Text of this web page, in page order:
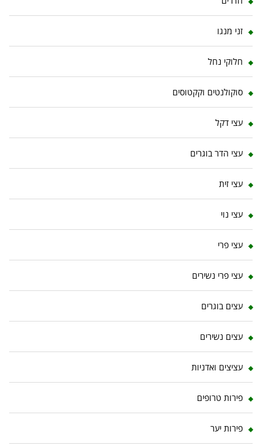
זני מנגו
חלוקי נחל
סוקולנטים וקקטוסים
עצי דקל
עצי הדר בוגרים
עצי זית
עצי נוי
עצי פרי
עצי פרי נשירים
עצים בוגרים
עצים נשירים
עציצים ואדניות
פירות טרופים
פירות יער